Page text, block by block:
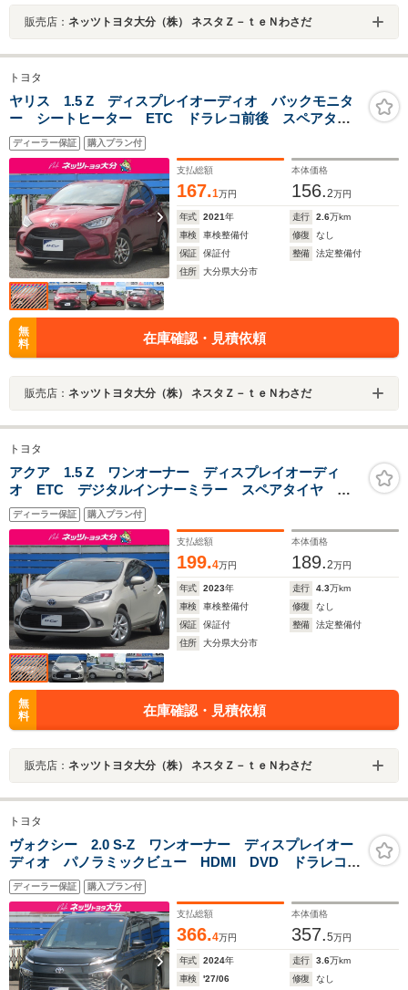
販売店： ネッツトヨタ大分（株） ネスタＺ－ｔｅＮわさだ
トヨタ
ヤリス 1.5 Z ディスプレイオーディオ バックモニタ
ー シートヒーター ETC ドラレコ前後 スペアタイ
ヤ 社外アルミ サポカー
ディーラー保証 購入プラン付
支払総額
167.1万円
本体価格
156.2万円
年式 2021年 走行 2.6万km
車検
車検整備付 修復
なし
保証
保証付 整備
法定整備付
住所
大分県大分市
無
料
在庫確認・見積依頼
販売店： ネッツトヨタ大分（株） ネスタＺ－ｔｅＮわさだ
トヨタ
アクア 1.5 Z ワンオーナー ディスプレイオーディ
オ ETC デジタルインナーミラー スペアタイヤ 純
正アルミ サポカー
ディーラー保証 購入プラン付
支払総額
199.4万円
本体価格
189.2万円
年式 2023年 走行 4.3万km
車検
車検整備付 修復
なし
保証
保証付 整備
法定整備付
住所
大分県大分市
無
料
在庫確認・見積依頼
販売店： ネッツトヨタ大分（株） ネスタＺ－ｔｅＮわさだ
トヨタ
ヴォクシー 2.0 S-Z ワンオーナー ディスプレイオー
ディオ パノラミックビュー HDMI DVD ドラレコ前
後 フリップダウン デジタルインナーミラー 純正ア
ルミ
ディーラー保証 購入プラン付
支払総額
366.4万円
本体価格
357.5万円
年式 2024年 走行 3.6万km
車検
'27/06 修復
なし